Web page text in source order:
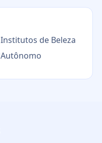
Institutos de Beleza
Autônomo